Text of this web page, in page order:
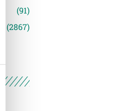
(91)
(2867)